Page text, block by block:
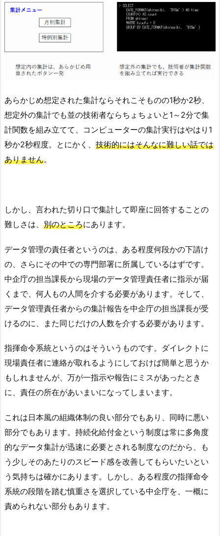
あらかじめ想定された集計ならそれこそものの1秒か2秒、
想定外の集計でも並の技術者ならちょちょいと1～2分で集
計関数を組み立てて、コンピューターの集計実行はやはり1
秒か2秒程度。とにかく、 技術的にはそんなに難しい話では
ありません。
しかし、言われた切り口で集計して即座に回答することの
難しさは、 別のところにあります。
データ管理の責任者というのは、ある程度何段かの下請け
の、さらにその中での専門部署に所属しているはずです。
中企庁の担当課長から現場のデータ管理責任者に指示が届
くまで、何人もの人間を介する必要があります。そして、
データ管理責任者からの集計報告を中企庁の担当課長が受
けるのに、また同じだけの人数を介する必要があります。
指揮命令系統というのはそういうものです。ダイレクトに
現場責任者に連絡が取れるようにしておけば簡単と思うか
もしれませんが、万が一指示や報告にミスがあったとき
に、責任の所在があいまいになってしまいます。
これは日本風の組織体制の良い部分でもあり、同時に悪い
部分でもあります。持続化給付金という制度は常に多角度
的なデータ集計が迅速に必要とされる制度なのだから、も
う少しそのあたりのスピード感を改善してもらいたいとい
う気持ちは確かにあります。しかし、ある程度の指揮命令
系統の段階を踏む慎重さを選択している中企庁を、一概に
責められない部分もあります。